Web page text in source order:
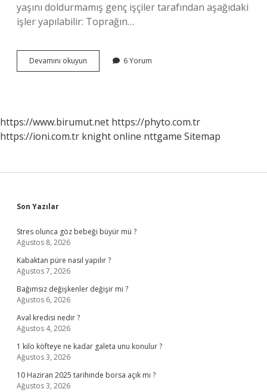
yaşını doldurmamış genç işçiler tarafından aşağıdaki
işler yapılabilir: Toprağın…
Devamını okuyun
Ve
6 Yorum
https://www.birumut.net https://phyto.com.tr
https://ioni.com.tr knight online nttgame Sitemap
Sidebar
Son Yazılar
Stres olunca göz bebeği büyür mü ?
Ağustos 8, 2026
Kabaktan püre nasıl yapılır ?
Ağustos 7, 2026
Bağımsız değişkenler değişir mi ?
Ağustos 6, 2026
Aval kredisi nedir ?
Ağustos 4, 2026
1 kilo köfteye ne kadar galeta unu konulur ?
Ağustos 3, 2026
10 Haziran 2025 tarihinde borsa açık mı ?
Ağustos 3, 2026